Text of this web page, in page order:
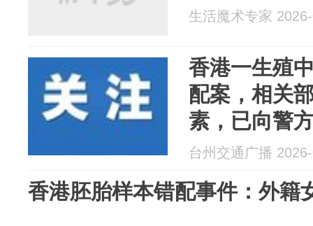
生活魔术专家
香港一生殖
配案，相关
素，已向警
台州交通广播
香港胚胎样本错配事件：外籍